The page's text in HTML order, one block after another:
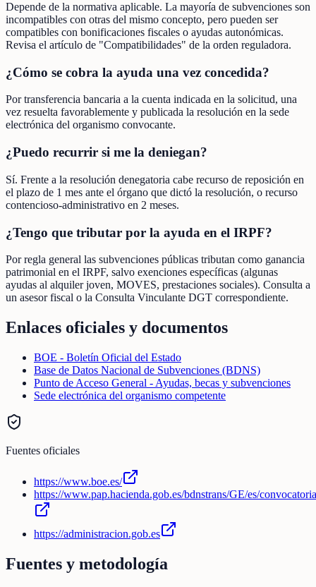
Depende de la normativa aplicable. La mayoría de subvenciones son
incompatibles con otras del mismo concepto, pero pueden ser
compatibles con bonificaciones fiscales o ayudas autonómicas.
Revisa el artículo de "Compatibilidades" de la orden reguladora.
¿Cómo se cobra la ayuda una vez concedida?
Por transferencia bancaria a la cuenta indicada en la solicitud, una
vez resuelta favorablemente y publicada la resolución en la sede
electrónica del organismo convocante.
¿Puedo recurrir si me la deniegan?
Sí. Frente a la resolución denegatoria cabe recurso de reposición en
el plazo de 1 mes ante el órgano que dictó la resolución, o recurso
contencioso-administrativo en 2 meses.
¿Tengo que tributar por la ayuda en el IRPF?
Por regla general las subvenciones públicas tributan como ganancia
patrimonial en el IRPF, salvo exenciones específicas (algunas
ayudas al alquiler joven, MOVES, prestaciones sociales). Consulta a
un asesor fiscal o la Consulta Vinculante DGT correspondiente.
Enlaces oficiales y documentos
BOE - Boletín Oficial del Estado
Base de Datos Nacional de Subvenciones (BDNS)
Punto de Acceso General - Ayudas, becas y subvenciones
Sede electrónica del organismo competente
Fuentes oficiales
https://www.boe.es/
https://www.pap.hacienda.gob.es/bdnstrans/GE/es/
https://administracion.gob.es
Fuentes y metodología